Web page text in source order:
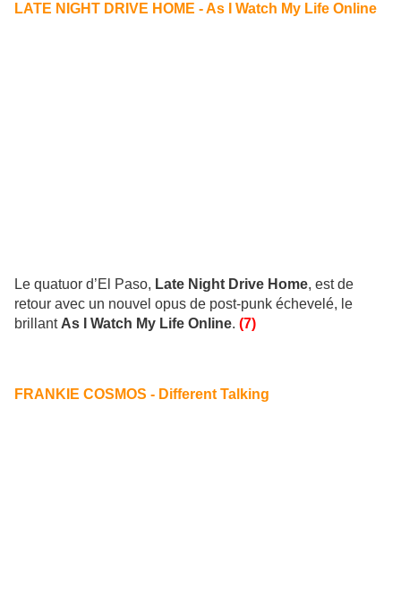
LATE NIGHT DRIVE HOME - As I Watch My Life Online
Le quatuor d’El Paso, Late Night Drive Home, est de
retour avec un nouvel opus de post-punk échevelé, le
brillant As I Watch My Life Online. (7)
FRANKIE COSMOS - Different Talking